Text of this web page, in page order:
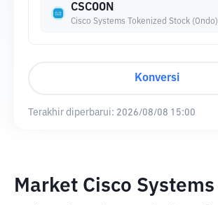
CSCOON
Cisco Systems Tokenized Stock (Ondo)
Konversi
Terakhir diperbarui: 2026/08/08 15:00
Market Cisco Systems